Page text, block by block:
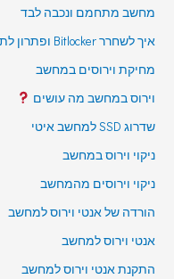
מחשב מתחמם ונכבה לבד
איך לשחרר Bitlocker ופתרון לתקלה
מחיקת וירוסים במחשב
וירוס במחשב מה עושים
שדרוג SSD למחשב איטי
ניקוי וירוס במחשב
ניקוי וירוסים מהמחשב
הורדה של אנטי וירוס למחשב
אנטי וירוס למחשב
התקנת אנטי וירוס למחשב